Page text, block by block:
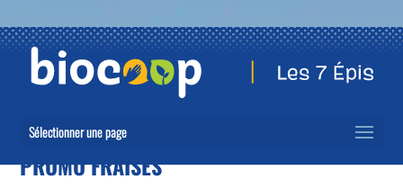
Sélectionner une page
PROMO FRAISES